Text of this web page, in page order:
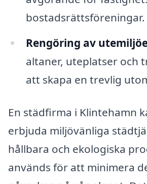
bostadsrättsföreningar.
Rengöring av
altaner, uteplatser och
att skapa en trevlig
En städfirma i Klintehamn
erbjuda miljövänliga
hållbara och ekologiska
används för att minimera